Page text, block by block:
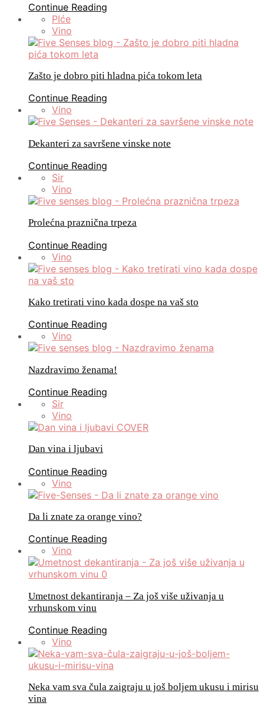
Continue Reading
PIće
Vino
Zašto je dobro piti hladna pića tokom leta
Continue Reading
Vino
Dekanteri za savršene vinske note
Continue Reading
Sir
Vino
Prolećna praznična trpeza
Continue Reading
Vino
Kako tretirati vino kada dospe na vaš sto
Continue Reading
Vino
Nazdravimo ženama!
Continue Reading
Sir
Vino
Dan vina i ljubavi
Continue Reading
Vino
Da li znate za orange vino?
Continue Reading
Vino
Umetnost dekantiranja – Za još više uživanja u
vrhunskom vinu
Continue Reading
Vino
Neka vam sva čula zaigraju u još boljem ukusu i mirisu
vina